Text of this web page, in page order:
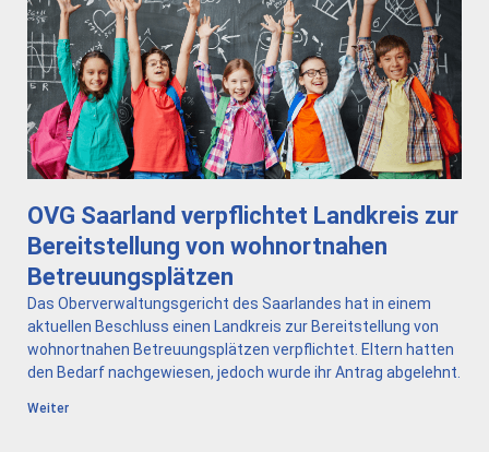
OVG Saarland verpflichtet Landkreis zur
Bereitstellung von wohnortnahen
Betreuungsplätzen
Das Oberverwaltungsgericht des Saarlandes hat in einem
aktuellen Beschluss einen Landkreis zur Bereitstellung von
wohnortnahen Betreuungsplätzen verpflichtet. Eltern hatten
den Bedarf nachgewiesen, jedoch wurde ihr Antrag abgelehnt.
Weiter